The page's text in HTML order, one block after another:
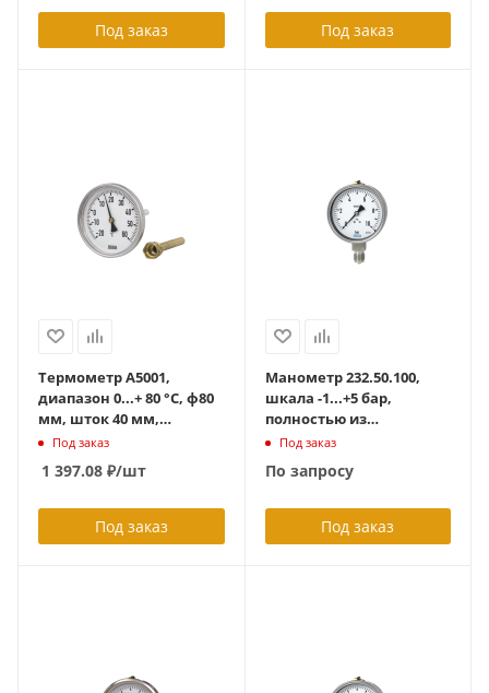
Под заказ Под заказ
Термометр А5001,
диапазон 0...+ 80 °С, ф80
мм, шток 40 мм,
(36535540)с латунной
гильзой до 6 Атм, G1/2
Под заказ
1 397.08 ₽/шт
Под заказ
Манометр 232.50.100,
шкала -1...+5 бар,
полностью из
нерж.стали,
точн. 1.0, до +200 град С,
Под заказ
По запросу
Под заказ